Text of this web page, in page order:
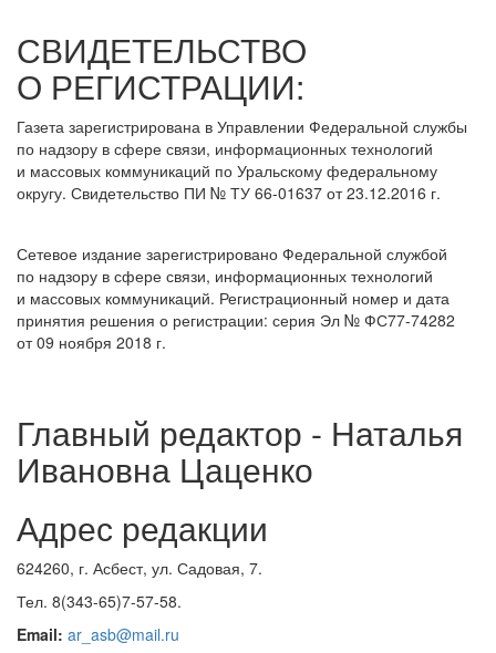
СВИДЕТЕЛЬСТВО
О РЕГИСТРАЦИИ:
Газета зарегистрирована в Управлении Федеральной службы
по надзору в сфере связи, информационных технологий
и массовых коммуникаций по Уральскому федеральному
округу. Свидетельство ПИ № ТУ 66-01637 от 23.12.2016 г.
Сетевое издание зарегистрировано Федеральной службой
по надзору в сфере связи, информационных технологий
и массовых коммуникаций. Регистрационный номер и дата
принятия решения о регистрации: серия Эл № ФС77-74282
от 09 ноября 2018 г.
Главный редактор - Наталья
Ивановна Цаценко
Адрес редакции
624260, г. Асбест, ул. Садовая, 7.
Тел. 8(343-65)7-57-58.
Email: ar_asb@mail.ru